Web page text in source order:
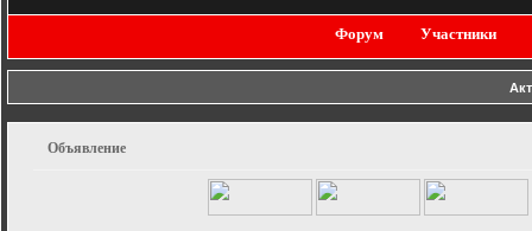
Форум Участники
Объявление